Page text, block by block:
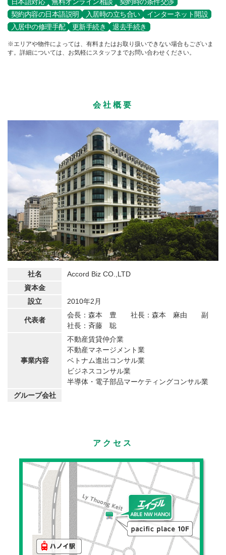
契約内容の日本語説明
入居時の立ち合い
インターネット開設
入居中の修理手配
更新手続き 退去手続き
※エリアや物件によっては、有料またはお取り扱いできない場合もございま
す。詳細については、お気軽にスタッフまでお問い合わせください。
会社概要
社名
Accord Biz CO.,LTD
資本金
設立
2010年2月
代表者
会長：森本 豊 社長：森本 麻由 副
社長：斉藤 聡
事業内容
不動産賃貸仲介業
不動産マネージメント業
ベトナム進出コンサル業
ビジネスコンサル業
半導体・電子部品マーケティングコンサル業
グループ会社
アクセス